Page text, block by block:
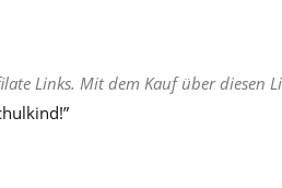
Links. Mit dem Kauf über